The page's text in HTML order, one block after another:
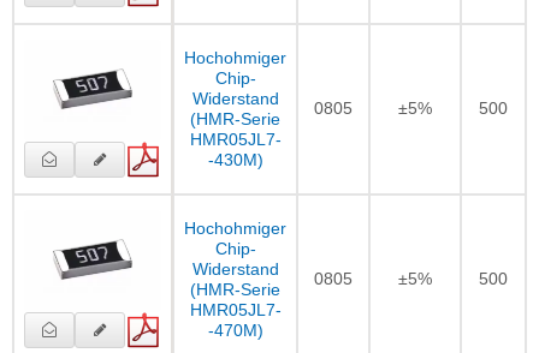
Hochohmiger
Chip-
Widerstand
(HMR-Serie
HMR05JL7-
-430M)
0805 ±5% 500
Hochohmiger
Chip-
Widerstand
(HMR-Serie
HMR05JL7-
-470M)
0805 ±5% 500